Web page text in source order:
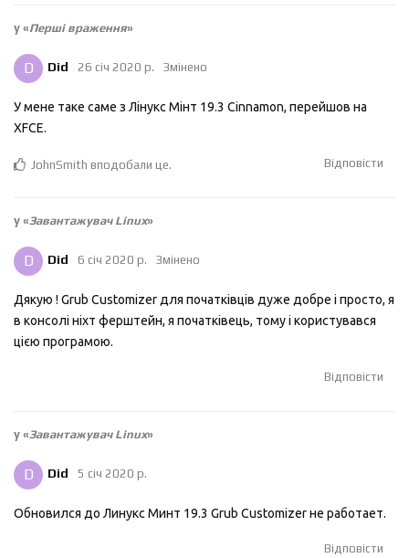
у «Перші враження»
D Did 26 січ 2020 р. Змінено
У мене таке саме з Лінукс Мінт 19.3 Cinnamon, перейшов на
XFCE.
Відповісти
JohnSmith вподобали це.
у «Завантажувач Linux»
D Did 6 січ 2020 р. Змінено
Дякую ! Grub Customizer для початківців дуже добре і просто, я
в консолі ніхт ферштейн, я початківець, тому і користувався
цією програмою.
Відповісти
у «Завантажувач Linux»
D Did 5 січ 2020 р.
Обновился до Линукс Минт 19.3 Grub Customizer не работает.
Відповісти